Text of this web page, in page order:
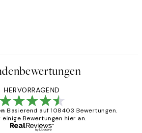
HERVORRAGEND
Basierend auf 108403 Bewertungen.
einige Bewertungen hier an.